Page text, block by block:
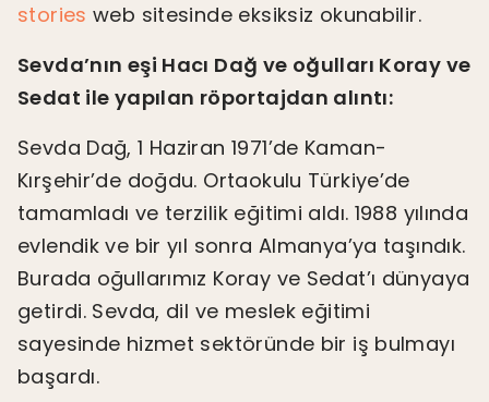
stories web sitesinde eksiksiz okunabilir.
Sevda’nın eşi Hacı Dağ ve oğulları Koray ve
Sedat ile yapılan röportajdan alıntı:
Sevda Dağ, 1 Haziran 1971’de Kaman-
Kırşehir’de doğdu. Ortaokulu Türkiye’de
tamamladı ve terzilik eğitimi aldı. 1988 yılında
evlendik ve bir yıl sonra Almanya’ya taşındık.
Burada oğullarımız Koray ve Sedat’ı dünyaya
getirdi. Sevda, dil ve meslek eğitimi
sayesinde hizmet sektöründe bir iş bulmayı
başardı.